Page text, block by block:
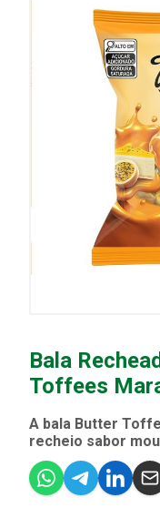
Bala
Toffees
A bala Butter
recheio sabor